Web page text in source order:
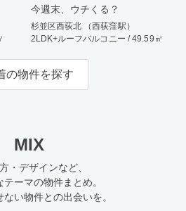
今週末、ウチくる？
杉並区西荻北 （西荻窪駅）
2LDK+ルーフバルコニー / 49.59㎡
の物件を探す
MIX
・デザインなど、
テーマの物件まとめ。
い物件との出会いを。